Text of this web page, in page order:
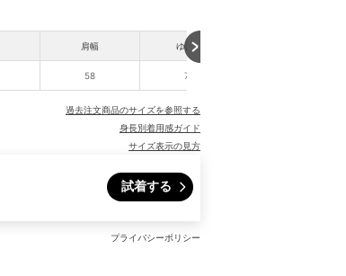
肩幅 ゆき丈
58 78
過去注文商品のサイズを参照する
身長別着用感ガイド
サイズ表示の見方
試着する
プライバシーポリシー